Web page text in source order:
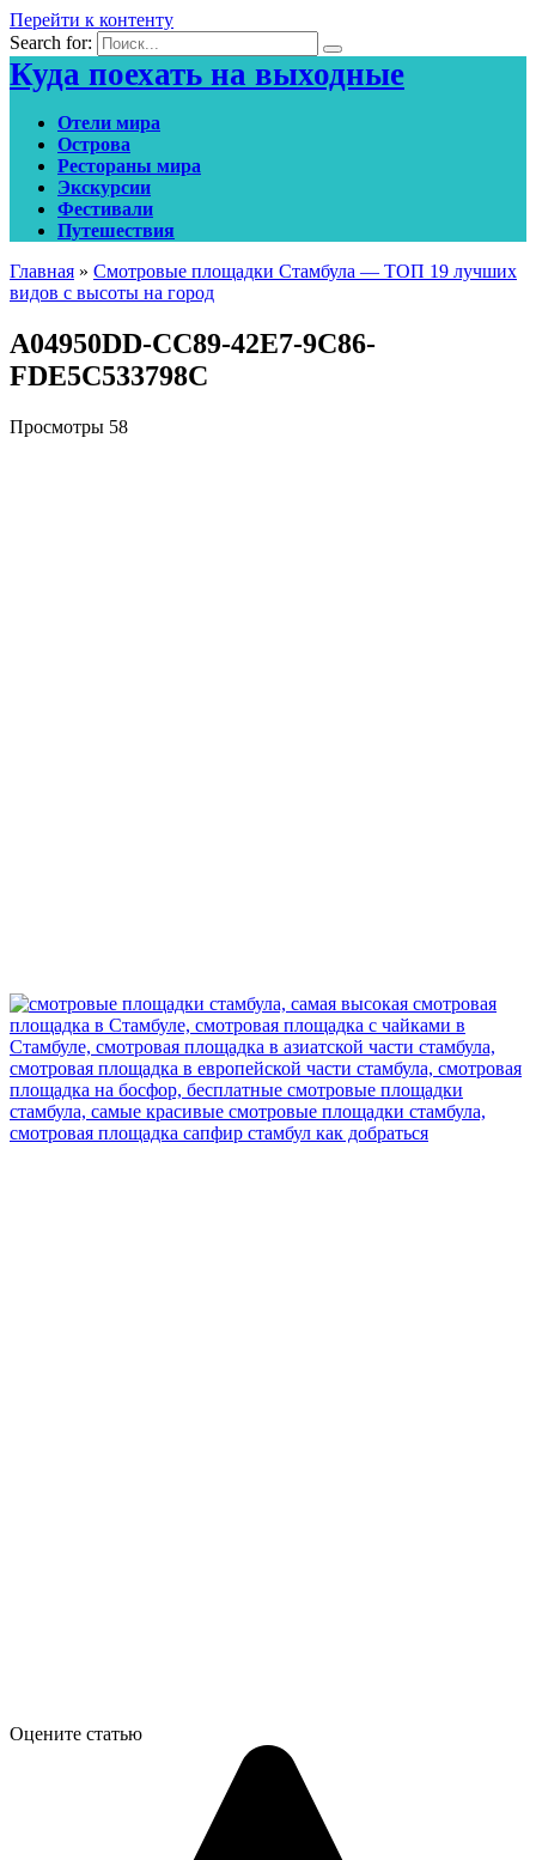
Перейти к контенту
Search for:
Куда поехать на выходные
Отели мира
Острова
Рестораны мира
Экскурсии
Фестивали
Путешествия
Главная » Смотровые площадки Стамбула — ТОП 19 лучших
видов с высоты на город
A04950DD-CC89-42E7-9C86-
FDE5C533798C
Просмотры 58
Оцените статью